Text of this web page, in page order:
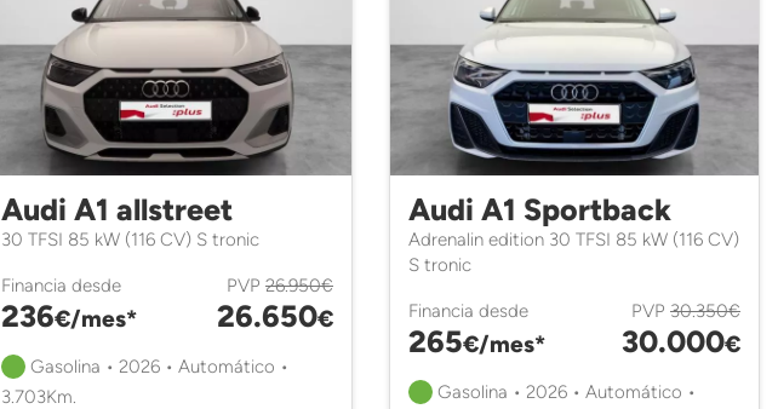
Audi A1 allstreet
30 TFSI 85 kW (116 CV) S tronic
Financia desde
236€/mes*
PVP 26.950€
26.650€
Gasolina • 2026 • Automático •
3.703Km.
Audi A1 Sportback
Adrenalin edition 30 TFSI 85 kW (116 CV)
S tronic
Financia desde
265€/mes*
PVP 30.350€
30.000€
Gasolina • 2026 • Automático •